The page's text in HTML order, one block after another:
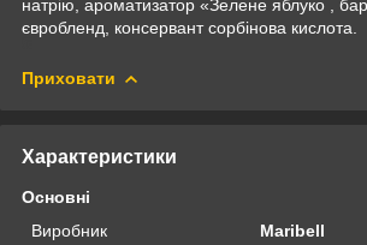
натрію, ароматизатор «Зелене яблуко ,
євробленд, консервант сорбінова кислота.
Приховати
Характеристики
Основні
Виробник
Maribell